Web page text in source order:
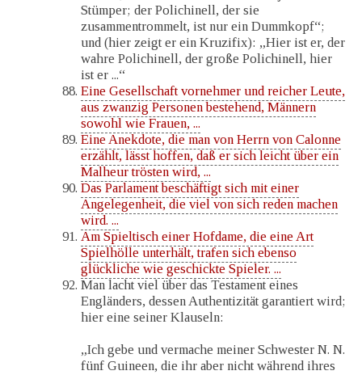
Stümper; der Polichinell, der sie
zusammentrommelt, ist nur ein Dummkopf“;
und (hier zeigt er ein Kruzifix): „Hier ist er, der
wahre Polichinell, der große Polichinell, hier
ist er ...“
Eine Gesellschaft vornehmer und reicher Leute,
aus zwanzig Personen bestehend, Männern
sowohl wie Frauen, ...
Eine Anekdote, die man von Herrn von Calonne
erzählt, lässt hoffen, daß er sich leicht über ein
Malheur trösten wird, ...
Das Parlament beschäftigt sich mit einer
Angelegenheit, die viel von sich reden machen
wird. ...
Am Spieltisch einer Hofdame, die eine Art
Spielhölle unterhält, trafen sich ebenso
glückliche wie geschickte Spieler. ...
Man lacht viel über das Testament eines
Engländers, dessen Authentizität garantiert wird;
hier eine seiner Klauseln:
„Ich gebe und vermache meiner Schwester N. N.
fünf Guineen, die ihr aber nicht während ihres